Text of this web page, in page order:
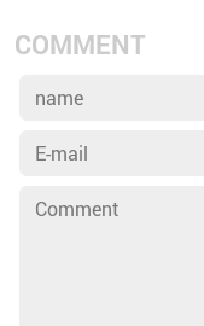
COMMENT